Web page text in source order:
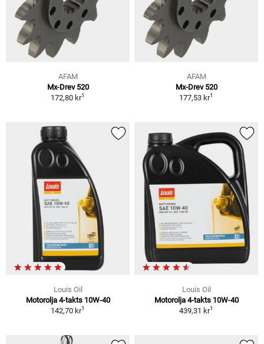
AFAM
Mx-Drev 520
172,80 kr1
AFAM
Mx-Drev 520
177,53 kr1
Louis Oil
Motorolja 4-takts 10W-40
142,70 kr1
Louis Oil
Motorolja 4-takts 10W-40
439,31 kr1